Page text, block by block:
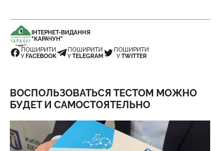
ІНТЕРНЕТ-ВИДАННЯ
"КАРАЧУН"
ПОШИРИТИ
У FACEBOOK
ПОШИРИТИ
УTELEGRAM
ПОШИРИТИ
УTWITTER
ВОСПОЛЬЗОВАТЬСЯ ТЕСТОМ МОЖНО
БУДЕТ И САМОСТОЯТЕЛЬНО